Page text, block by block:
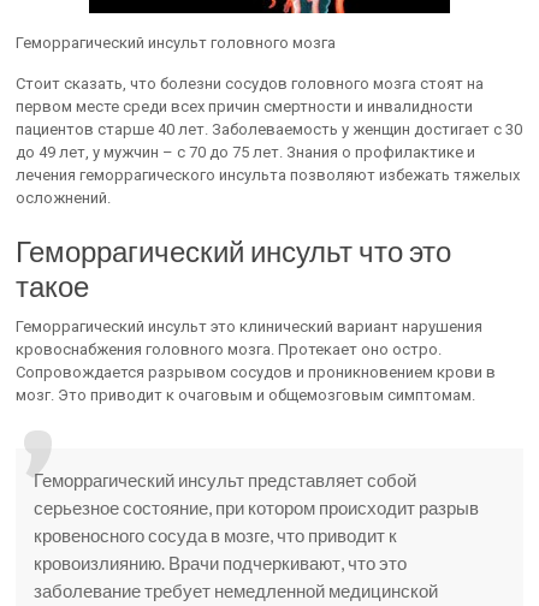
Геморрагический инсульт головного мозга
Стоит сказать, что болезни сосудов головного мозга стоят на
первом месте среди всех причин смертности и инвалидности
пациентов старше 40 лет. Заболеваемость у женщин достигает с 30
до 49 лет, у мужчин – с 70 до 75 лет. Знания о профилактике и
лечения геморрагического инсульта позволяют избежать тяжелых
осложнений.
Геморрагический инсульт что это
такое
Геморрагический инсульт это клинический вариант нарушения
кровоснабжения головного мозга. Протекает оно остро.
Сопровождается разрывом сосудов и проникновением крови в
мозг. Это приводит к очаговым и общемозговым симптомам.
Геморрагический инсульт представляет собой
серьезное состояние, при котором происходит разрыв
кровеносного сосуда в мозге, что приводит к
кровоизлиянию. Врачи подчеркивают, что это
заболевание требует немедленной медицинской